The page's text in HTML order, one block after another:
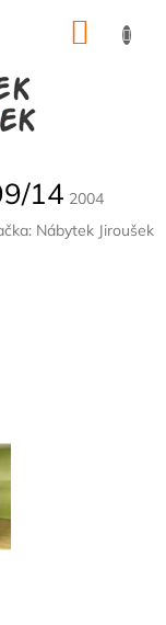
14 2004
Nábytek Jiroušek